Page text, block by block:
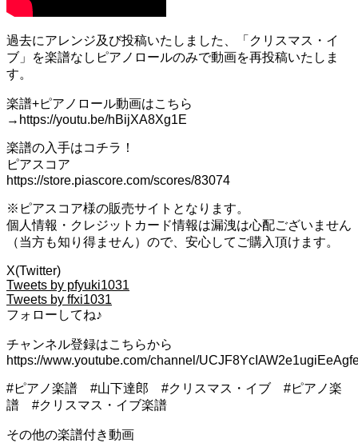
過去にアレンジ及び投稿いたしました、「クリスマス・イ
ブ」を楽譜なしピアノロールのみで動画を再投稿いたしま
す。
楽譜+ピアノロール動画はこちら
→https://youtu.be/hBijXA8Xg1E
楽譜の入手はコチラ！
ピアスコア
https://store.piascore.com/scores/83074
※ピアスコア様の販売サイトとなります。
個人情報・クレジットカード情報は漏洩は心配ございません
（当方も知り得ません）ので、安心してご購入頂けます。
X(Twitter)
Tweets by pfyuki1031
Tweets by ffxi1031
フォローしてね♪
チャンネル登録はこちらから
https://www.youtube.com/channel/
#ピアノ楽譜 #山下達郎 #クリスマス・イブ #ピアノ楽
譜 #クリスマス・イブ楽譜
その他の楽譜付き動画